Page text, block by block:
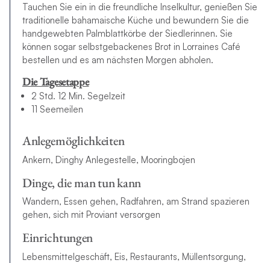
Tauchen Sie ein in die freundliche Inselkultur, genießen Sie
traditionelle bahamaische Küche und bewundern Sie die
handgewebten Palmblattkörbe der Siedlerinnen. Sie
können sogar selbstgebackenes Brot in Lorraines Café
bestellen und es am nächsten Morgen abholen.
Die Tagesetappe
2 Std. 12 Min. Segelzeit
11 Seemeilen
Anlegemöglichkeiten
Ankern, Dinghy Anlegestelle, Mooringbojen
Dinge, die man tun kann
Wandern, Essen gehen, Radfahren, am Strand spazieren
gehen, sich mit Proviant versorgen
Einrichtungen
Lebensmittelgeschäft, Eis, Restaurants, Müllentsorgung,